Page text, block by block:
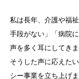
私は長年、介護や福
手段がない」「病院
声を多く耳にしてきま
そうした声に応えた
シー事業を立ち上げま